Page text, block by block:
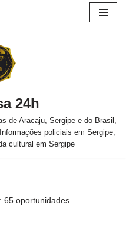
24h
de Aracaju, Sergipe e do Brasil,
policiais em Sergipe,
cultural em Sergipe
65 oportunidades